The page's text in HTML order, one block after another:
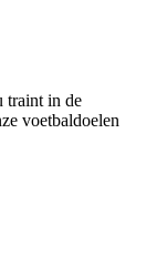
traint in de
voetbaldoelen